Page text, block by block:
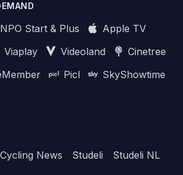
NPO Start & Plus
Apple TV
Viaplay Videoland
Cinetree
Picl
SkyShowtime
Cycling News Studeli Studeli NL